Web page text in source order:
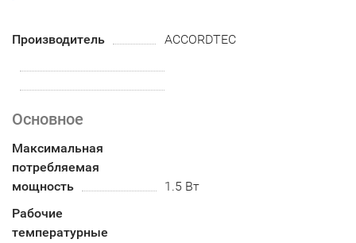
Производитель ACCORDTEC
Основное
Максимальная
потребляемая
мощность
1.5 Вт
Рабочие
температурные